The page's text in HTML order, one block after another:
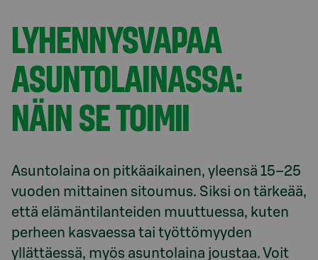
LYHENNYSVAPAA
ASUNTOLAINASSA:
NÄIN SE TOIMII
Asuntolaina on pitkäaikainen, yleensä 15–25
vuoden mittainen sitoumus. Siksi on tärkeää,
että elämäntilanteiden muuttuessa, kuten
perheen kasvaessa tai työttömyyden
yllättäessä, myös asuntolaina joustaa. Voit